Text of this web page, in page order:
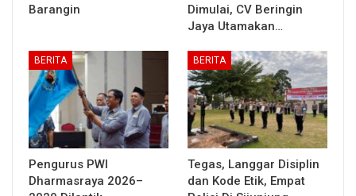
Barangin
Dimulai, CV Beringin
Jaya Utamakan…
BERITA
Pengurus PWI
Dharmasraya 2026–
BERITA
Tegas, Langgar Disiplin
dan Kode Etik, Empat